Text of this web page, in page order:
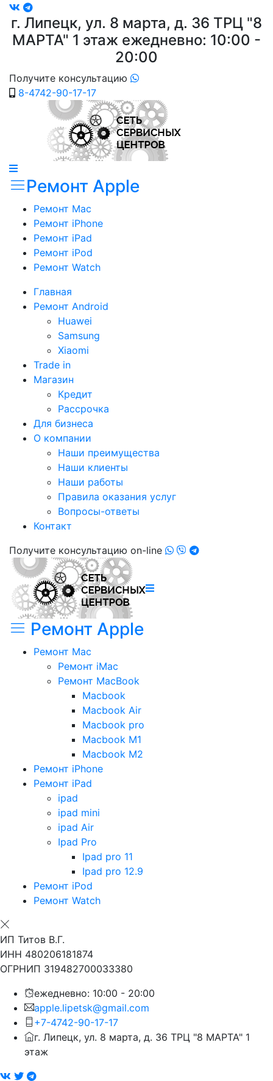
г. Липецк, ул. 8 марта, д. 36 ТРЦ "8
МАРТА" 1 этаж ежедневно: 10:00 -
20:00
Получите консультацию
8-4742-90-17-17
Ремонт Apple
Ремонт Mac
Ремонт iPhone
Ремонт iPad
Ремонт iPod
Ремонт Watch
Главная
Ремонт Android
Huawei
Samsung
Xiaomi
Trade in
Магазин
Кредит
Рассрочка
Для бизнеса
О компании
Наши преимущества
Наши клиенты
Наши работы
Правила оказания услуг
Вопросы-ответы
Контакт
Получите консультацию on-line
Ремонт Apple
Ремонт Mac
Ремонт iMac
Ремонт MacBook
Macbook
Macbook Air
Macbook pro
Macbook M1
Macbook M2
Ремонт iPhone
Ремонт iPad
ipad
ipad mini
ipad Air
Ipad Pro
Ipad pro 11
Ipad pro 12.9
Ремонт iPod
Ремонт Watch
ИП Титов В.Г.
ИНН 480206181874
ОГРНИП 319482700033380
ежедневно: 10:00 - 20:00
apple.lipetsk@gmail.com
+7-4742-90-17-17
г. Липецк, ул. 8 марта, д. 36 ТРЦ "8 МАРТА" 1
этаж